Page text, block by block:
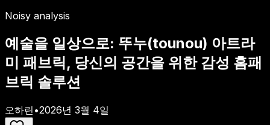
Noisy analysis
예술을 일상으로: 뚜누(tounou) 아트라
미 패브릭, 당신의 공간을 위한 감성 홈패
브릭 솔루션
오하린 •2026년 3월 4일